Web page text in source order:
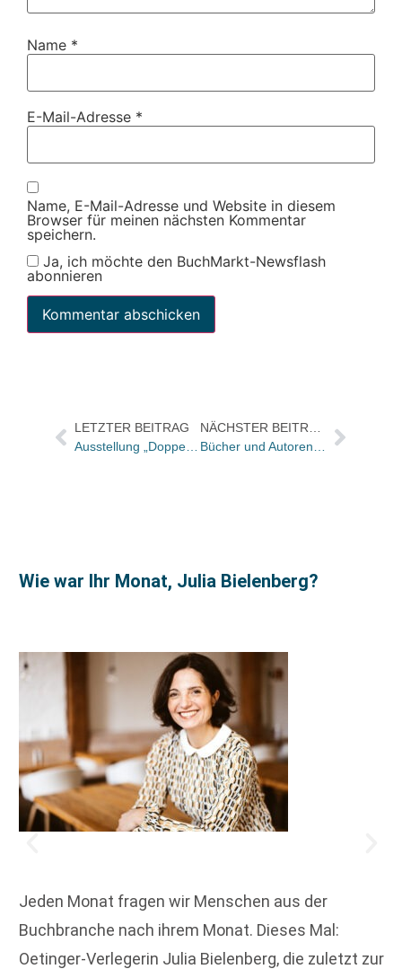
Name *
E-Mail-Adresse *
Name, E-Mail-Adresse und Website in diesem
Browser für meinen nächsten Kommentar
speichern.
Ja, ich möchte den BuchMarkt-Newsflash
abonnieren
LETZTER BEITRAG
Ausstellung „Doppelleben“ in Frankfurt am Main eröffnet
Wie war Ihr Monat, Julia Bielenberg?
Jeden Monat fragen wir Menschen aus der
Buchbranche nach ihrem Monat. Dieses Mal:
Oetinger-Verlegerin Julia Bielenberg, die zuletzt zur